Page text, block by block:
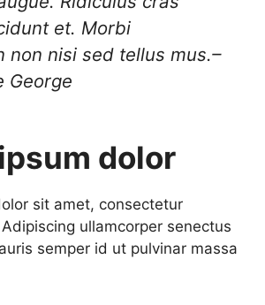
et. Morbi
non nisi sed tellus mus.–
George
dolor
sit amet, consectetur
ullamcorper senectus
semper id ut pulvinar massa